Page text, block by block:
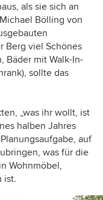
als sie sich an
Bölling von
Berg viel Schönes
Bäder mit Walk-In-
sollte das
„was ihr wollt, ist
halben Jahres
auf
was für die
Wohnmöbel,
ist.